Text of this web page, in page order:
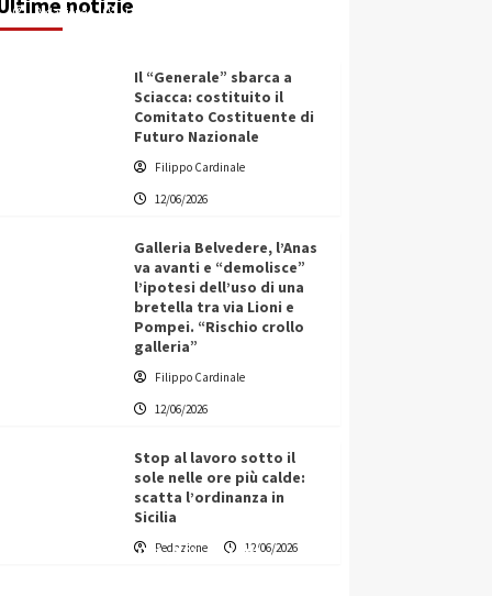
Redazione 12/06/2026
Il “Generale” sbarca a
Sciacca: costituito il
Comitato Costituente di
Futuro Nazionale
Filippo Cardinale
12/06/2026
Galleria Belvedere, l’Anas
va avanti e “demolisce”
l’ipotesi dell’uso di una
bretella tra via Lioni e
Pompei. “Rischio crollo
galleria”
Filippo Cardinale
12/06/2026
Stop al lavoro sotto il
sole nelle ore più calde:
scatta l’ordinanza in
Sicilia
Redazione 12/06/2026
Vino in Italia: il giro d’affari
contribuisce all’1,1% del PIL